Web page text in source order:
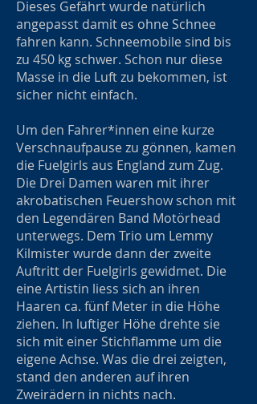
Dieses Gefährt wurde natürlich
angepasst damit es ohne Schnee
fahren kann. Schneemobile sind bis
zu 450 kg schwer. Schon nur diese
Masse in die Luft zu bekommen, ist
sicher nicht einfach.
Um den Fahrer*innen eine kurze
Verschnaufpause zu gönnen, kamen
die Fuelgirls aus England zum Zug.
Die Drei Damen waren mit ihrer
akrobatischen Feuershow schon mit
den Legendären Band Motörhead
unterwegs. Dem Trio um Lemmy
Kilmister wurde dann der zweite
Auftritt der Fuelgirls gewidmet. Die
eine Artistin liess sich an ihren
Haaren ca. fünf Meter in die Höhe
ziehen. In luftiger Höhe drehte sie
sich mit einer Stichflamme um die
eigene Achse. Was die drei zeigten,
stand den anderen auf ihren
Zweirädern in nichts nach.